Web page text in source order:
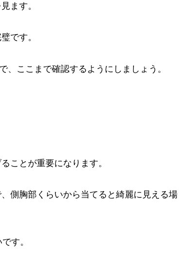
ます。
です。
ここまで確認するようにしましょう。
ことが重要になります。
側胸部くらいから当てると綺麗に見える場
す。